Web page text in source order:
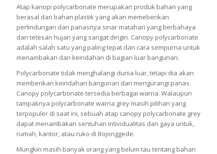
Atap kanopi polycarbonate merupakan produk bahan yang
berasal dari bahan plastik yang akan memeberikan
perlindungan dari panasnya sinar matahari yang berbahaya
dan tetesan hujan yang sangat dingin. Canopy polycarbonate
adalah salah satu yang paling tepat dan cara sempurna untuk
menambakan dan keindahan di bagian luar bangunan.
Polycarbonate tidak menghalangi dunia luar, tetapi dia akan
memberikan keindahan bangunan dan mengurangi panas.
Canopy polycarbonate tersedia berbagai warna. Walaupun
tampaknya polycarbonate warna grey masih pilihan yang
terpopuler di saat ini, sebuah atap canopy polycarbonate grey
dapat menambakan sentuhan intividualitas dan gaya untuk,
rumah, kantor, atau ruko di Bojonggede.
Mungkin masih banyak orang yang belum tau tentang bahan